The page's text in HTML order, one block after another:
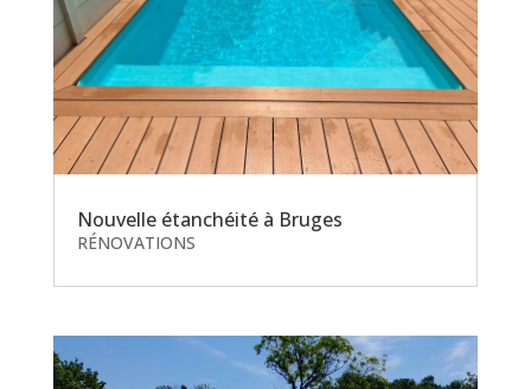
Nouvelle étanchéité à Bruges
RÉNOVATIONS